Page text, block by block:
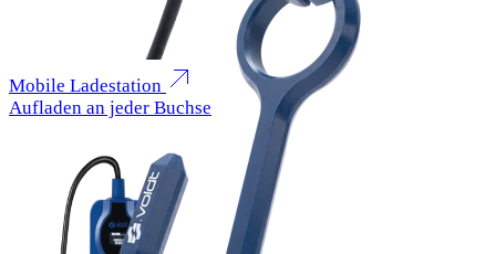
Mobile Ladestation
Aufladen an jeder Buchse